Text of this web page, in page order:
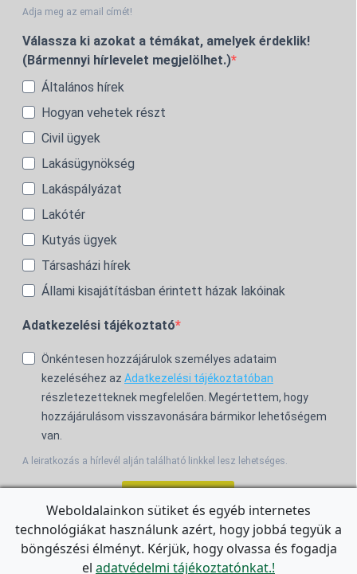
Adja meg az email címét!
Válassza ki azokat a témákat, amelyek érdeklik!
(Bármennyi hírlevelet megjelölhet.)
Általános hírek
Hogyan vehetek részt
Civil ügyek
Lakásügynökség
Lakáspályázat
Lakótér
Kutyás ügyek
Társasházi hírek
Állami kisajátításban érintett házak lakóinak
Adatkezelési tájékoztató
Önkéntesen hozzájárulok személyes adataim
kezeléséhez az Adatkezelési tájékoztatóban
részletezetteknek megfelelően. Megértettem, hogy
hozzájárulásom visszavonására bármikor lehetőségem
van.
A leiratkozás a hírlevél alján található linkkel lesz lehetséges.
For the English Newsletter, clickHERE.
Weboldalainkon sütiket és egyéb internetes
technológiákat használunk azért, hogy jobbá tegyük a
böngészési élményt. Kérjük, hogy olvassa és fogadja
el adatvédelmi tájékoztatónkat.!